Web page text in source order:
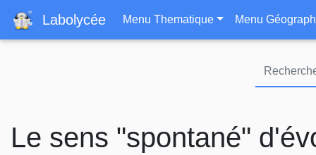
Labolycée Navigation
Menu Thematique Menu
Le sens "spontané"